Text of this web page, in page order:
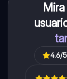
4.6/5